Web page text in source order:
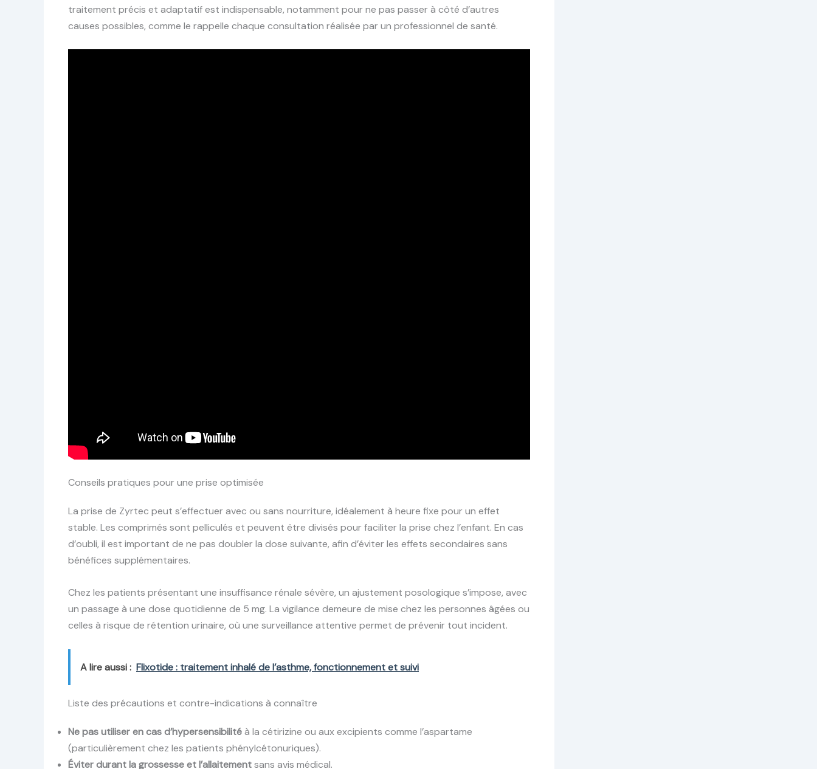
traitement précis et adaptatif est indispensable, notamment pour ne pas passer à côté d’autres
causes possibles, comme le rappelle chaque consultation réalisée par un professionnel de santé.
Conseils pratiques pour une prise optimisée
La prise de Zyrtec peut s’effectuer avec ou sans nourriture, idéalement à heure fixe pour un effet
stable. Les comprimés sont pelliculés et peuvent être divisés pour faciliter la prise chez l’enfant. En cas
d’oubli, il est important de ne pas doubler la dose suivante, afin d’éviter les effets secondaires sans
bénéfices supplémentaires.
Chez les patients présentant une insuffisance rénale sévère, un ajustement posologique s’impose, avec
un passage à une dose quotidienne de 5 mg. La vigilance demeure de mise chez les personnes âgées ou
celles à risque de rétention urinaire, où une surveillance attentive permet de prévenir tout incident.
A lire aussi : Flixotide : traitement inhalé de l’asthme, fonctionnement et suivi
Liste des précautions et contre-indications à connaître
Ne pas utiliser en cas d’hypersensibilitéà la cétirizine ou aux excipients comme l’aspartame
(particulièrement chez les patients phénylcétonuriques).
Éviter durant la grossesse et l’allaitementsans avis médical.